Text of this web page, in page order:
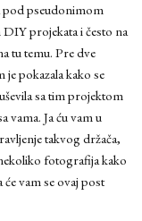
pod pseudonimom
projekata i često na
tu temu. Pre dve
pokazala kako se
sa tim projektom
vama. Ja ću vam u
takvog držača,
fotografija kako
vam se ovaj post